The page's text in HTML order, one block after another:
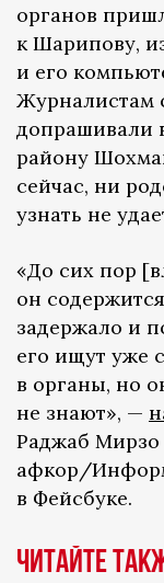
органов
к Шарипову,
и его
Журналистам
допрашивали
району
сейчас, ни
узнать не
«До сих пор
он
задержало и
его ищут уже
в органы, но
не знают», —
Раджаб Мирзо
афкор/
в Фейсбуке.
Читайте